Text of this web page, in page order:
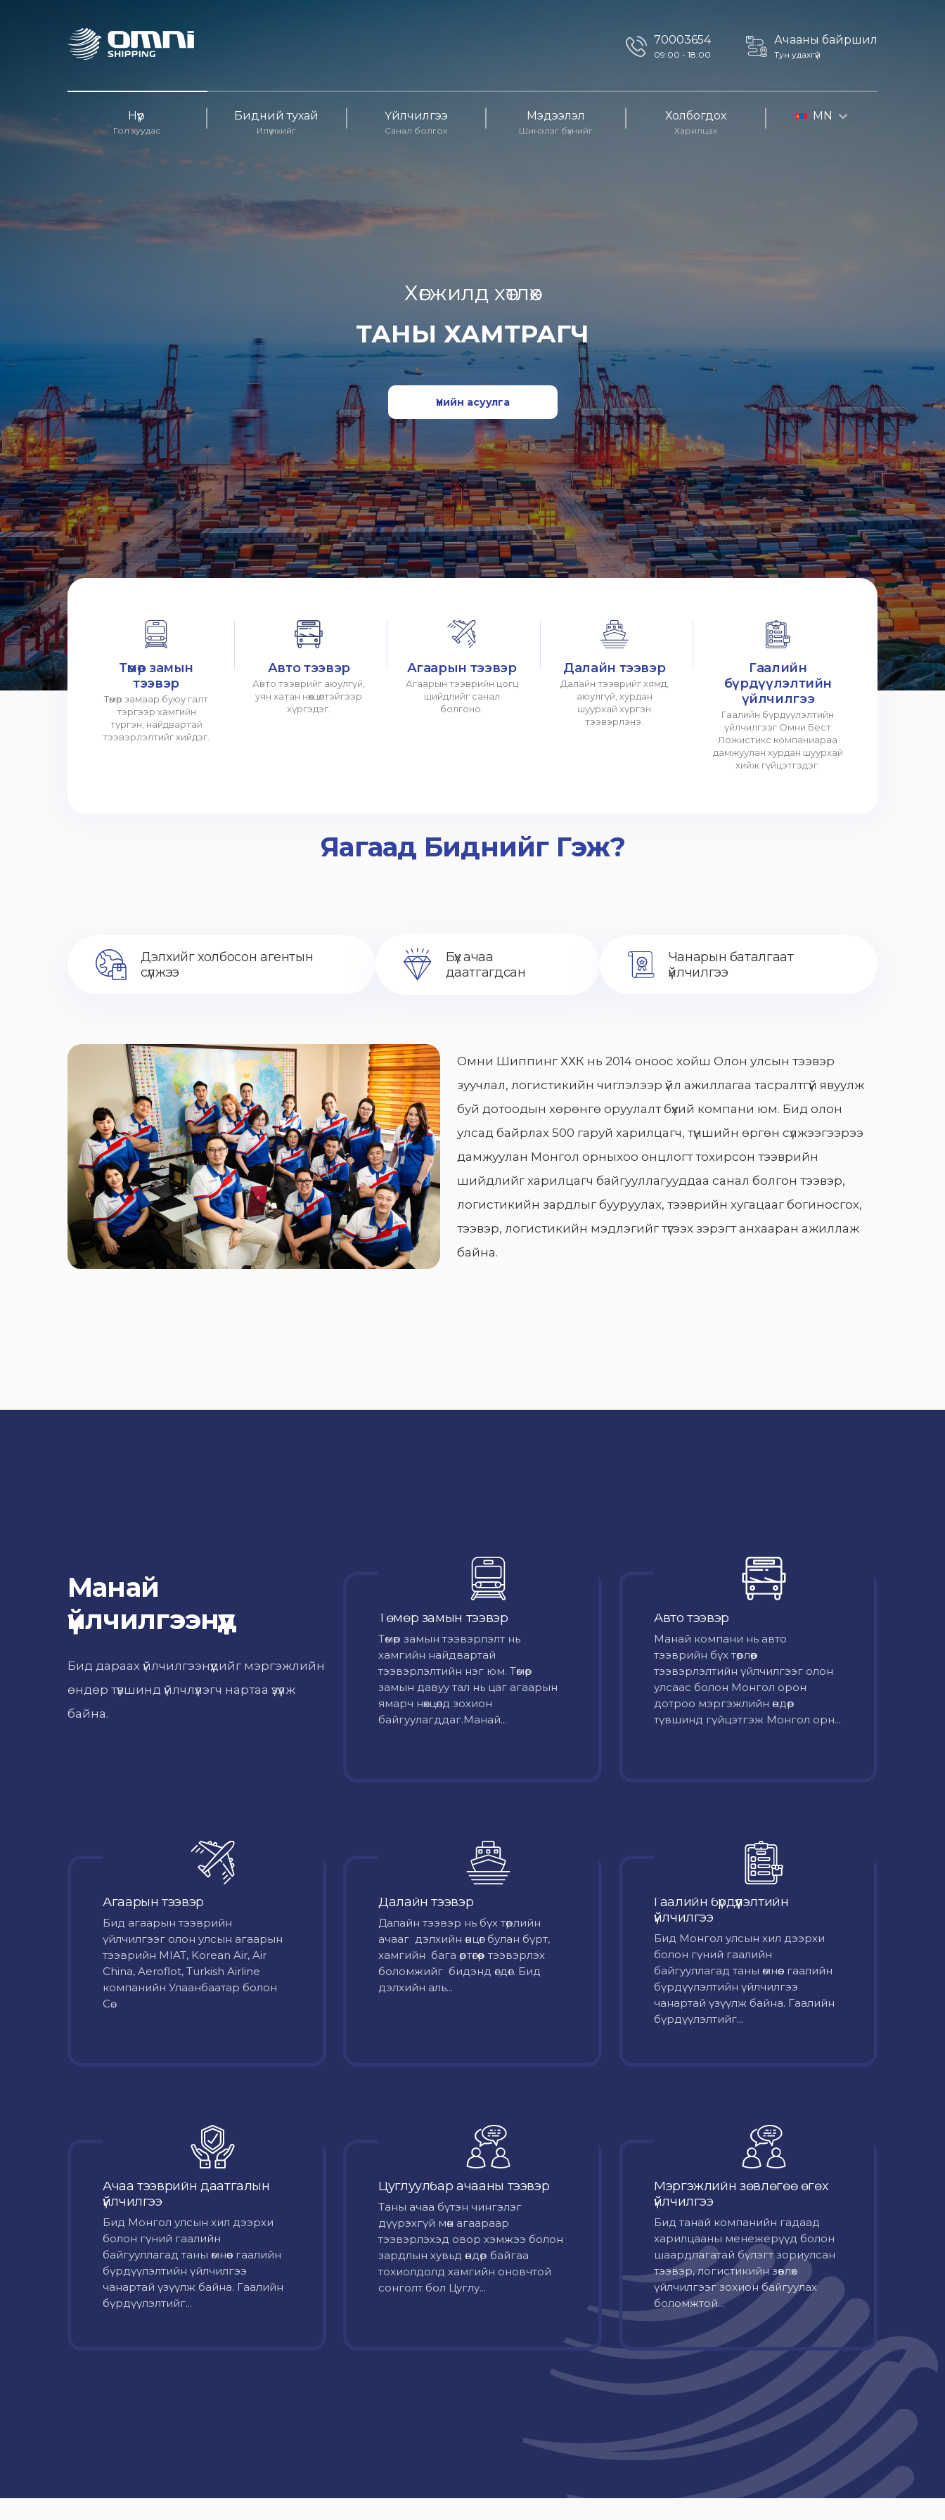
70003654
09:00 - 18:00
Ачааны байршил
Тун удахгүй
Нүүр
Гол хуудас
Бидний тухай
Илүү ихийг
Үйлчилгээ
Санал болгох
Мэдээлэл
Шинэлэг бүхнийг
Холбогдох
Харилцах
MN
Хөгжилд хөтлөх
ТАНЫ ХАМТРАГЧ
Үнийн асуулга
Төмөр замын
тээвэр
Төмөр замаар буюу галт
тэргээр хамгийн
түргэн, найдвартай
тээвэрлэлтийг хийдэг.
Авто тээвэр
Авто тээврийг аюулгүй,
уян хатан нөхцөлтэйгээр
хүргэдэг.
Агаарын тээвэр
Агаарын тээврийн цогц
шийдлийг санал
болгоно.
Далайн тээвэр
Далайн тээврийг хямд,
аюулгүй, хурдан
шуурхай хүргэн
тээвэрлэнэ.
Гаалийн
бүрдүүлэлтийн
үйлчилгээ
Гаалийн бүрдүүлэлтийн
үйлчилгээг Омни Бест
Ложистикс компаниараа
дамжуулан хурдан шуурхай
хийж гүйцэтгэдэг.
Яагаад Биднийг Гэж?
Дэлхийг холбосон агентын
сүлжээ
Бүх ачаа
даатгагдсан
Чанарын баталгаат
үйлчилгээ
Омни Шиппинг ХХК нь 2014 оноос хойш Олон улсын тээвэр
зуучлал, логистикийн чиглэлээр үйл ажиллагаа тасралтгүй явуулж
буй дотоодын хөрөнгө оруулалт бүхий компани юм. Бид олон
улсад байрлах 500 гаруй харилцагч, түншийн өргөн сүлжээгээрээ
дамжуулан Монгол орныхоо онцлогт тохирсон тээврийн
шийдлийг харилцагч байгууллагууддаа санал болгон тээвэр,
логистикийн зардлыг бууруулах, тээврийн хугацааг богиносгох,
тээвэр, логистикийн мэдлэгийг түгээх зэрэгт анхааран ажиллаж
байна.
Манай
үйлчилгээнүүд
Бид дараах үйлчилгээнүүдийг мэргэжлийн
өндөр түвшинд үйлчлүүлэгч нартаа үзүүлж
байна.
Төмөр замын тээвэр
Төмөр замын тээвэрлэлт нь
хамгийн найдвартай
тээвэрлэлтийн нэг юм. Төмөр
замын давуу тал нь цаг агаарын
ямарч нөхцөлд зохион
байгуулагддаг.Манай...
Авто тээвэр
Mанай компани нь авто
тээврийн бүх төрлөөр
тээвэрлэлтийн үйлчилгээг олон
улсаас болон Монгол орон
дотроо мэргэжлийн өндөр
түвшинд гүйцэтгэж Монгол орн...
Агаарын тээвэр
Бид агаарын тээврийн
үйлчилгээг олон улсын агаарын
тээврийн MIAT, Korean Air, Air
China, Aeroflot, Turkish Airline
компанийн Улаанбаатар болон
Сө...
Далайн тээвэр
Далайн тээвэр нь бүх төрлийн
ачааг дэлхийн өнцөг булан бүрт,
хамгийн бага өртөгөөр тээвэрлэх
боломжийг бидэнд өгдөг. Бид
дэлхийн аль...
Гаалийн бүрдүүлэлтийн
үйлчилгээ
Бид Монгол улсын хил дээрхи
болон гүний гаалийн
байгууллагад таны өмнөөс гаалийн
бүрдүүлэлтийн үйлчилгээ
чанартай үзүүлж байна. Гаалийн
бүрдүүлэлтийг...
Ачаа тээврийн даатгалын
үйлчилгээ
Бид Монгол улсын хил дээрхи
болон гүний гаалийн
байгууллагад таны өмнөөс гаалийн
бүрдүүлэлтийн үйлчилгээ
чанартай үзүүлж байна. Гаалийн
бүрдүүлэлтийг...
Цуглуулбар ачааны тээвэр
Таны ачаа бүтэн чингэлэг
дүүрэхгүй мөн агаараар
тээвэрлэхэд овор хэмжээ болон
зардлын хувьд өндөр байгаа
тохиолдолд хамгийн оновчтой
сонголт бол Цуглу...
Мэргэжлийн зөвлөгөө өгөх
үйлчилгээ
Бид танай компанийн гадаад
харилцааны менежерүүд болон
шаардлагатай бүлэгт зориулсан
тээвэр, логистикийн зөвлөх
үйлчилгээг зохион байгуулах
боломжтой...